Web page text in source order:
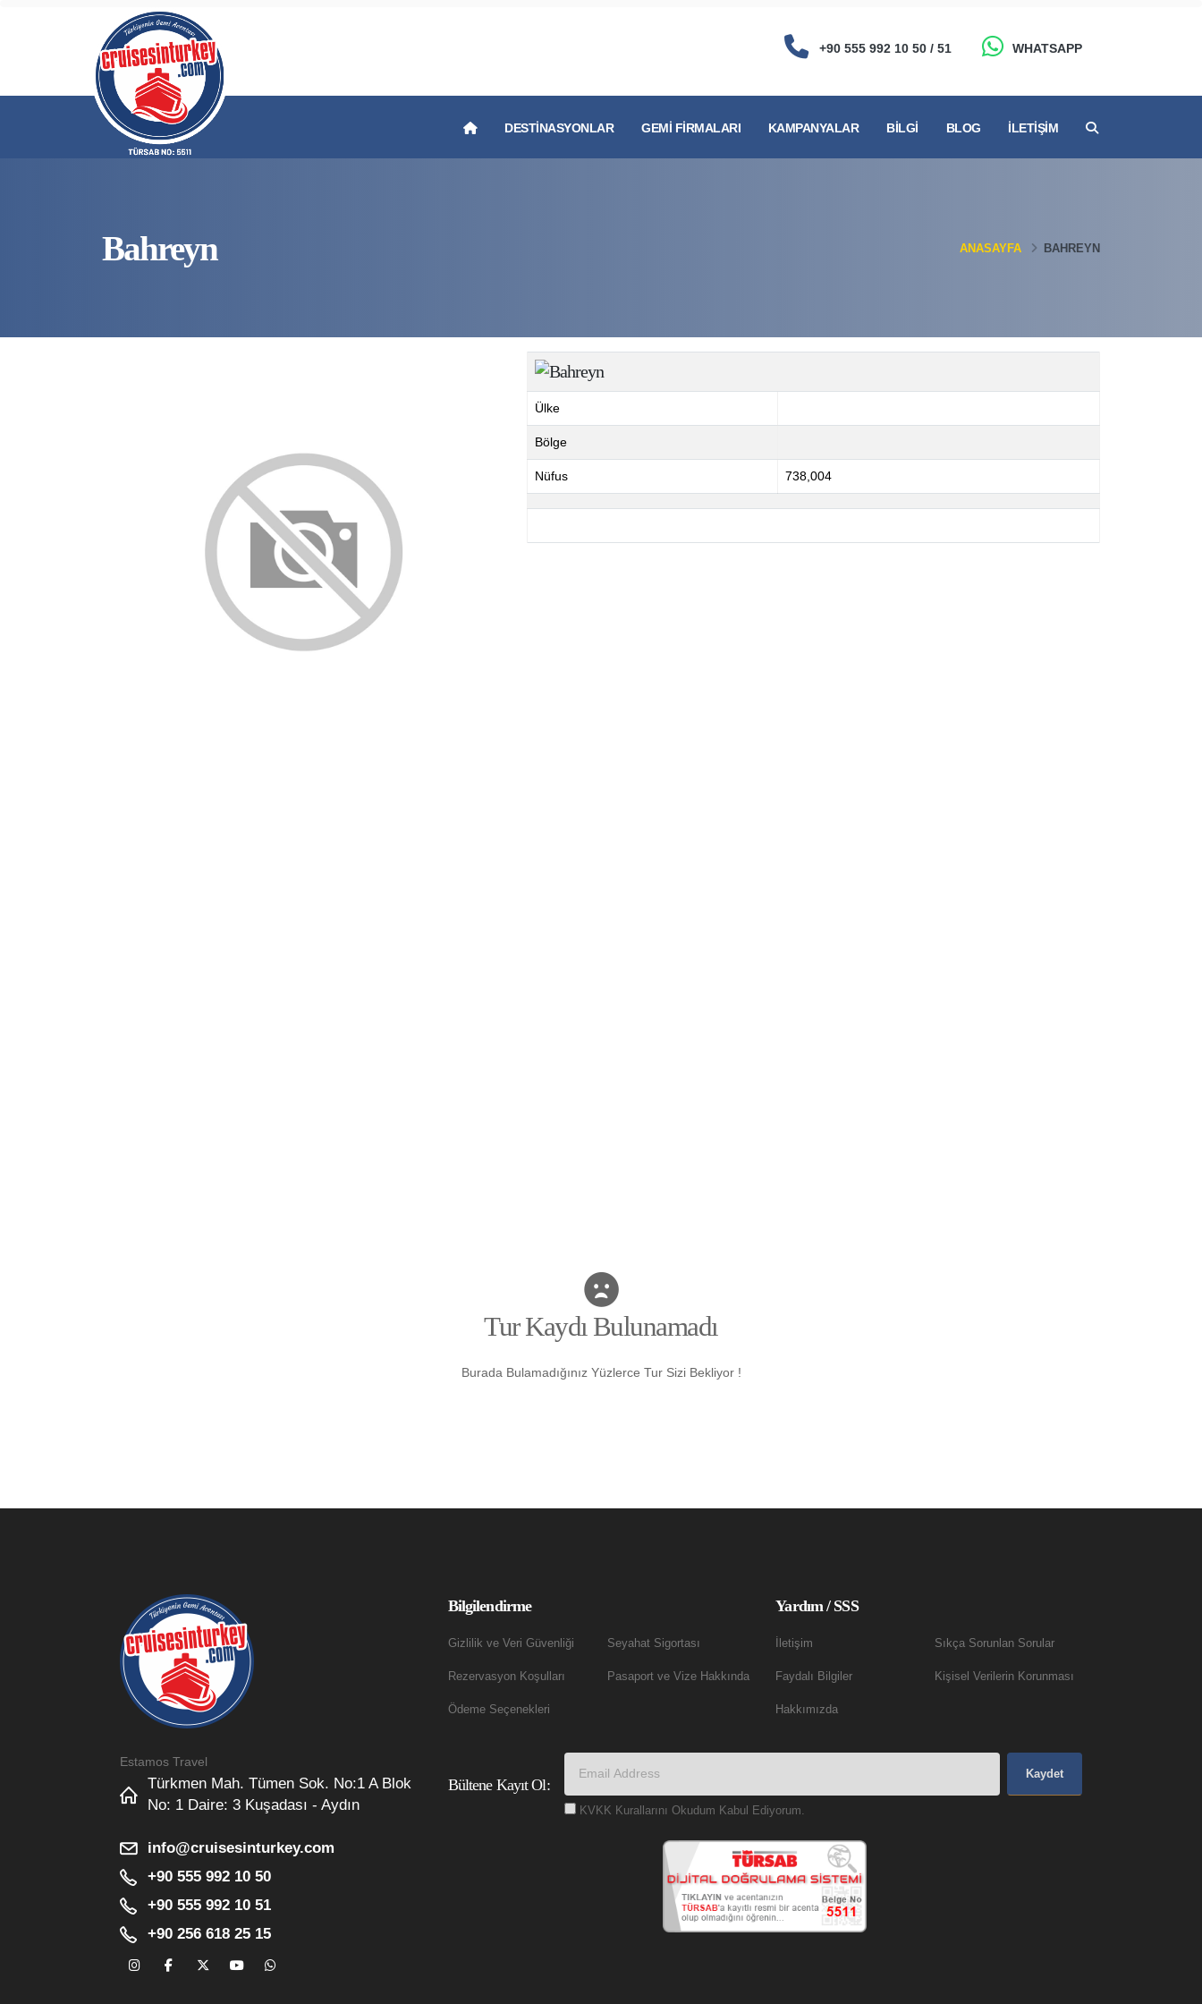
+90 555 992 10 50 / 51 WHATSAPP
DESTINASYONLAR GEMI FIRMALARI KAMPANYALAR BILGI BLOG İLETIŞIM
Bahreyn ANASAYFA BAHREYN
Bahreyn
Ülke
Bölge
Nüfus 738,004
Tur Kaydı Bulunamadı
Burada Bulamadığınız Yüzlerce Tur Sizi Bekliyor !
Estamos Travel
Türkmen Mah. Tümen Sok. No:1 A Blok
No: 1 Daire: 3 Kuşadası - Aydın
info@cruisesinturkey.com
+90 555 992 10 50
+90 555 992 10 51
+90 256 618 25 15
Bilgilendirme
Gizlilik ve Veri Güvenliği
Rezervasyon Koşulları
Ödeme Seçenekleri
Seyahat Sigortası
Pasaport ve Vize Hakkında
Yardım / SSS
İletişim
Faydalı Bilgiler
Hakkımızda
Sıkça Sorunlan Sorular
Kişisel Verilerin Korunması
Bültene Kayıt Ol:
Kaydet
KVKK Kurallarını Okudum Kabul Ediyorum.